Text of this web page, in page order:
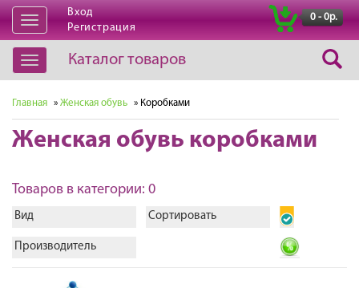
Открыть
навигацию
Вход
Регистрация
0 - 0р.
Открыть
навигацию
Каталог товаров
Главная » Женская обувь » Коробками
Женская обувь коробками
Товаров в категории: 0
Вид Сортировать
Производитель